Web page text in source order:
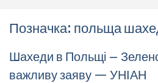
Позначка: польща
Шахеди в Польщі –
важливу заяву — УНІАН